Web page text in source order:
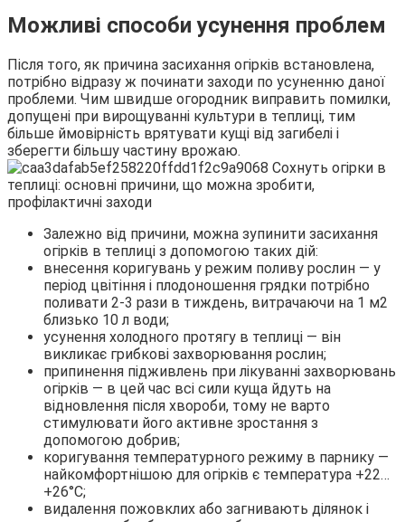
Можливі способи усунення проблем
Після того, як причина засихання огірків встановлена,
потрібно відразу ж починати заходи по усуненню даної
проблеми. Чим швидше огородник виправить помилки,
допущені при вирощуванні культури в теплиці, тим
більше ймовірність врятувати кущі від загибелі і
зберегти більшу частину врожаю.
Залежно від причини, можна зупинити засихання
огірків в теплиці з допомогою таких дій:
внесення коригувань у режим поливу рослин — у
період цвітіння і плодоношення грядки потрібно
поливати 2-3 рази в тиждень, витрачаючи на 1 м2
близько 10 л води;
усунення холодного протягу в теплиці — він
викликає грибкові захворювання рослин;
припинення підживлень при лікуванні захворювань
огірків — в цей час всі сили куща йдуть на
відновлення після хвороби, тому не варто
стимулювати його активне зростання з
допомогою добрив;
коригування температурного режиму в парнику —
найкомфортнішою для огірків є температура +22…
+26°С;
видалення пожовклих або загнивають ділянок і